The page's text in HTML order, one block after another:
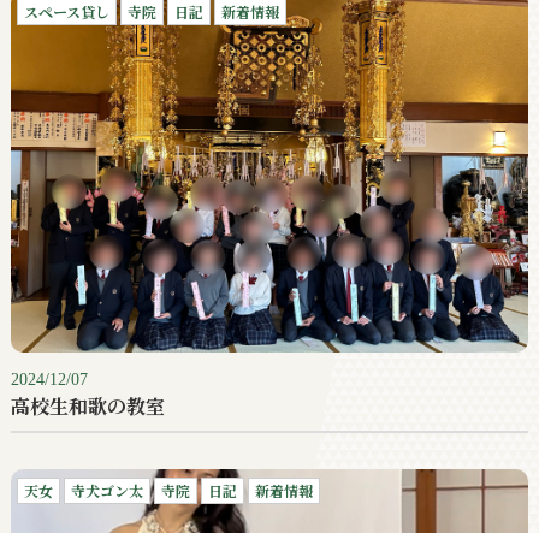
スペース貸し 寺院 日記 新着情報
2024/12/07
高校生和歌の教室
天女 寺犬ゴン太 寺院 日記 新着情報